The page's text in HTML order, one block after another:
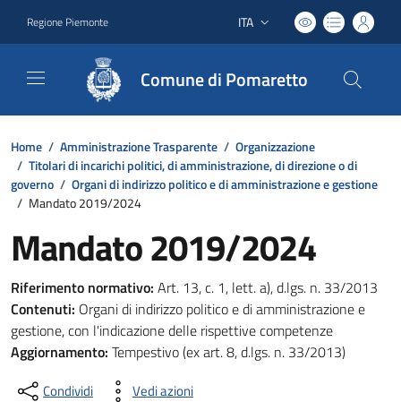
Regione Piemonte Lingua attiva:
ITA
Comune di Pomaretto
Home / Amministrazione Trasparente / Organizzazione
/ Titolari di incarichi politici, di amministrazione, di direzione o di
governo / Organi di indirizzo politico e di amministrazione e gestione
/ Mandato 2019/2024
Mandato 2019/2024
Riferimento normativo: Art. 13, c. 1, lett. a), d.lgs. n. 33/2013
Contenuti: Organi di indirizzo politico e di amministrazione e
gestione, con l'indicazione delle rispettive competenze
Aggiornamento: Tempestivo (ex art. 8, d.lgs. n. 33/2013)
Condividi Vedi azioni